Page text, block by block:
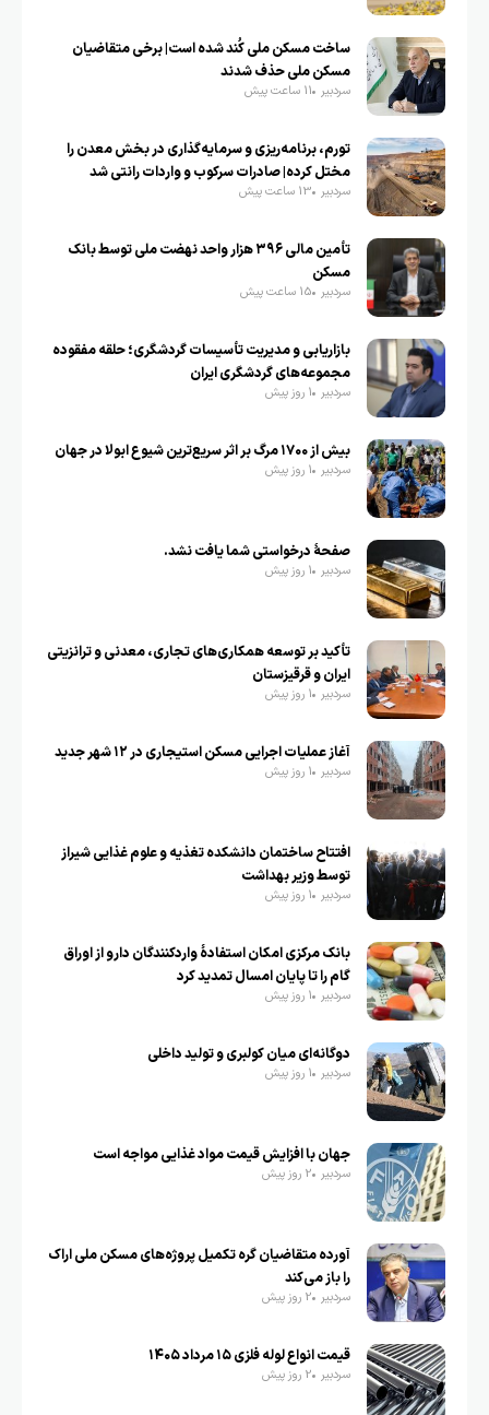
ساخت مسکن ملی کُند شده است| برخی متقاضیان
مسکن ملی حذف شدند
سردبیر 11 ساعت پیش
تورم، برنامه‌ریزی و سرمایه‌گذاری در بخش معدن را
مختل کرده| صادرات سرکوب و واردات رانتی شد
سردبیر 13 ساعت پیش
تأمین مالی ۳۹۶ هزار واحد نهضت ملی توسط بانک
مسکن
سردبیر 15 ساعت پیش
بازاریابی و مدیریت تأسیسات گردشگری؛ حلقه مفقوده
مجموعه‌های گردشگری ایران
سردبیر 1 روز پیش
بیش از ۱۷۰۰ مرگ بر اثر سریع‌ترین شیوع ابولا در جهان
سردبیر 1 روز پیش
صفحهٔ درخواستی شما یافت نشد.
سردبیر 1 روز پیش
تأکید بر توسعه همکاری‌های تجاری، معدنی و ترانزیتی
ایران و قرقیزستان
سردبیر 1 روز پیش
آغاز عملیات اجرایی مسکن استیجاری در ۱۲ شهر جدید
سردبیر 1 روز پیش
افتتاح ساختمان دانشکده تغذیه و علوم غذایی شیراز
توسط وزیر بهداشت
سردبیر 1 روز پیش
بانک مرکزی امکان استفادۀ واردکنندگان دارو از اوراق
گام را تا پایان امسال تمدید کرد
سردبیر 1 روز پیش
دوگانه‌ای میان کولبری و تولید داخلی
سردبیر 1 روز پیش
جهان با افزایش قیمت مواد غذایی مواجه است
سردبیر 2 روز پیش
آورده متقاضیان گره تکمیل پروژه‌های مسکن ملی اراک
را باز می‌کند
سردبیر 2 روز پیش
قیمت انواع لوله فلزی ۱۵ مرداد ۱۴۰۵
سردبیر 2 روز پیش